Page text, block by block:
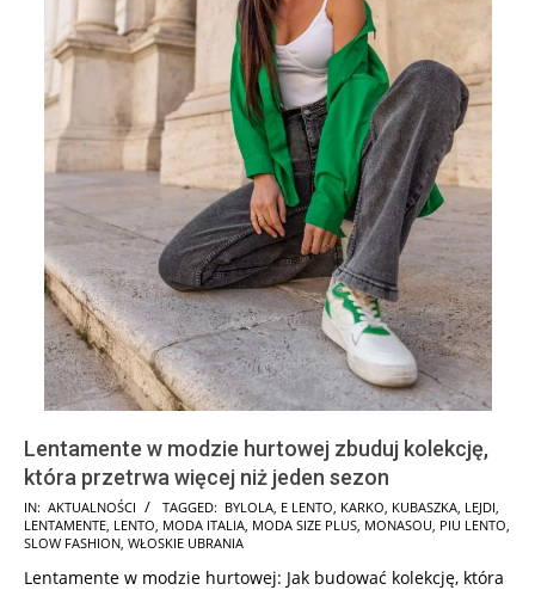
Lentamente w modzie hurtowej zbuduj kolekcję,
która przetrwa więcej niż jeden sezon
2024-
12-
IN: AKTUALNOŚCI TAGGED: BYLOLA E LENTO KARKO KUBASZKA LEJDI
LENTAMENTE LENTO MODA ITALIA MODA SIZE PLUS MONASOU PIU LENTO
SLOW FASHION WŁOSKIE UBRANIA
Lentamente w modzie hurtowej: Jak budować kolekcję, która